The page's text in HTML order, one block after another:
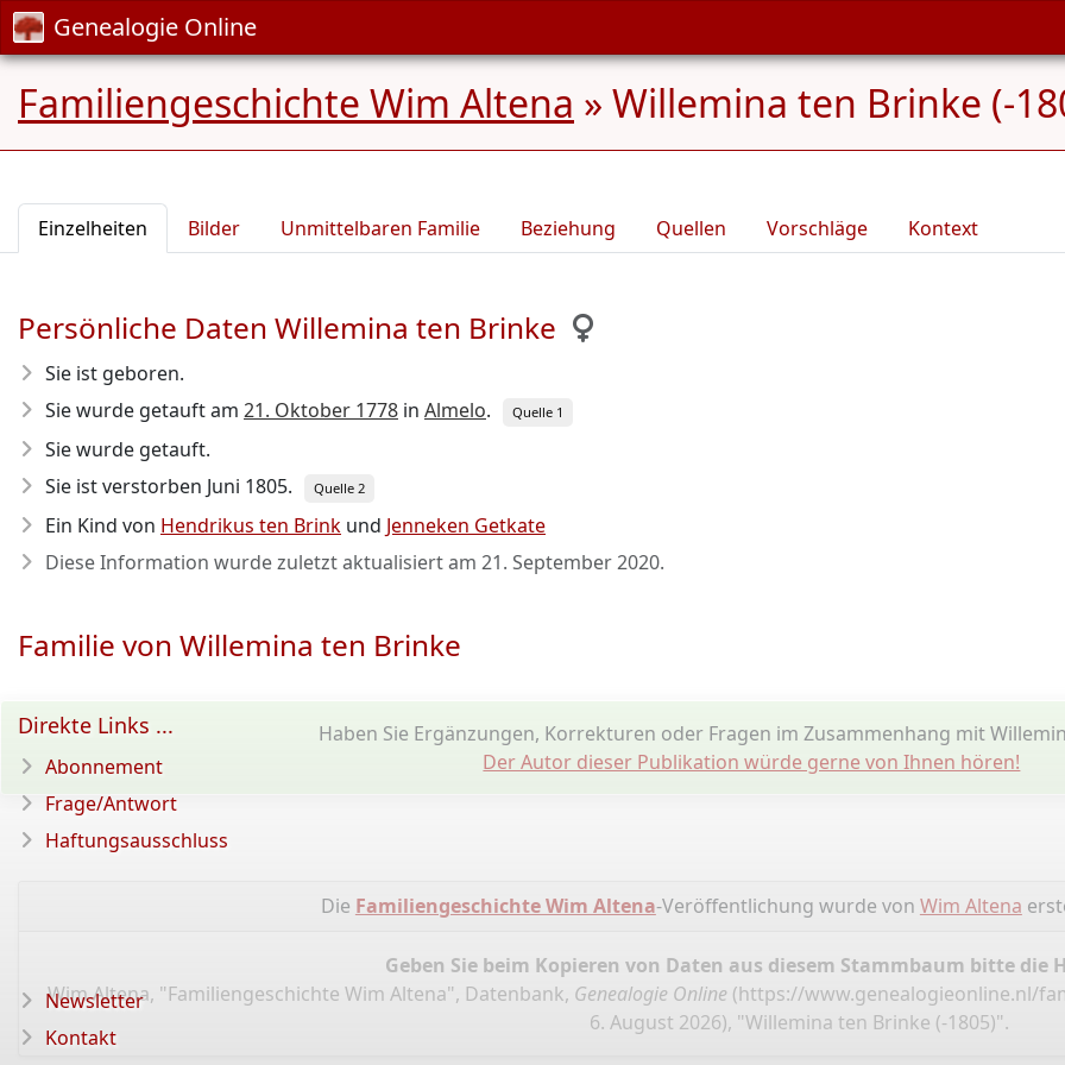
Genealogie Online
Familiengeschichte Wim Altena » Willemina ten Brinke (-
Einzelheiten Bilder Unmittelbaren Familie Beziehung Quellen Vorschläge Kontext
Persönliche Daten Willemina ten Brinke
Sie ist geboren.
Sie wurde getauft am 21. Oktober 1778 in Almelo. Quelle 1
Sie wurde getauft.
Sie ist verstorben Juni 1805. Quelle 2
Ein Kind von Hendrikus ten Brink und Jenneken Getkate
Diese Information wurde zuletzt aktualisiert am 21. September 2020.
Familie von Willemina ten Brinke
Haben Sie Ergänzungen, Korrekturen oder Fragen im Zusammenhang mit
Der Autor dieser Publikation würde gerne von Ihnen hören!
Die Familiengeschichte Wim Altena-Veröffentlichung wurde von Wim Altena
Geben Sie beim Kopieren von Daten aus diesem Stammbaum bitte die
Wim Altena, "Familiengeschichte Wim Altena", Datenbank, Genealogie Online (https://www.genealogieonline.nl/
6. August 2026), "Willemina ten Brinke (-1805)".
Direkte Links ...
Abonnement
Frage/Antwort
Haftungsausschluss
Newsletter
Kontakt